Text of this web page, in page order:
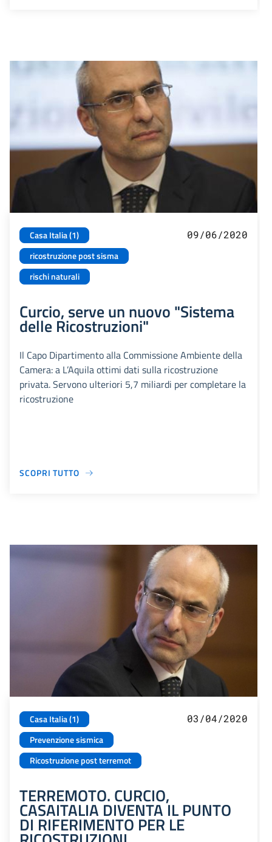
Casa Italia (1)
ricostruzione post sisma
rischi naturali
09/06/2020
Curcio, serve un nuovo "Sistema
delle Ricostruzioni"
Il Capo Dipartimento alla Commissione Ambiente della
Camera: a L’Aquila ottimi dati sulla ricostruzione
privata. Servono ulteriori 5,7 miliardi per completare la
ricostruzione
SCOPRI TUTTO
Casa Italia (1)
Prevenzione sismica
Ricostruzione post terremot
03/04/2020
TERREMOTO. CURCIO,
CASAITALIA DIVENTA IL PUNTO
DI RIFERIMENTO PER LE